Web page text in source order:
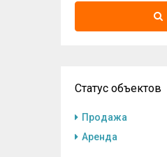
Статус объектов
Продажа
Аренда